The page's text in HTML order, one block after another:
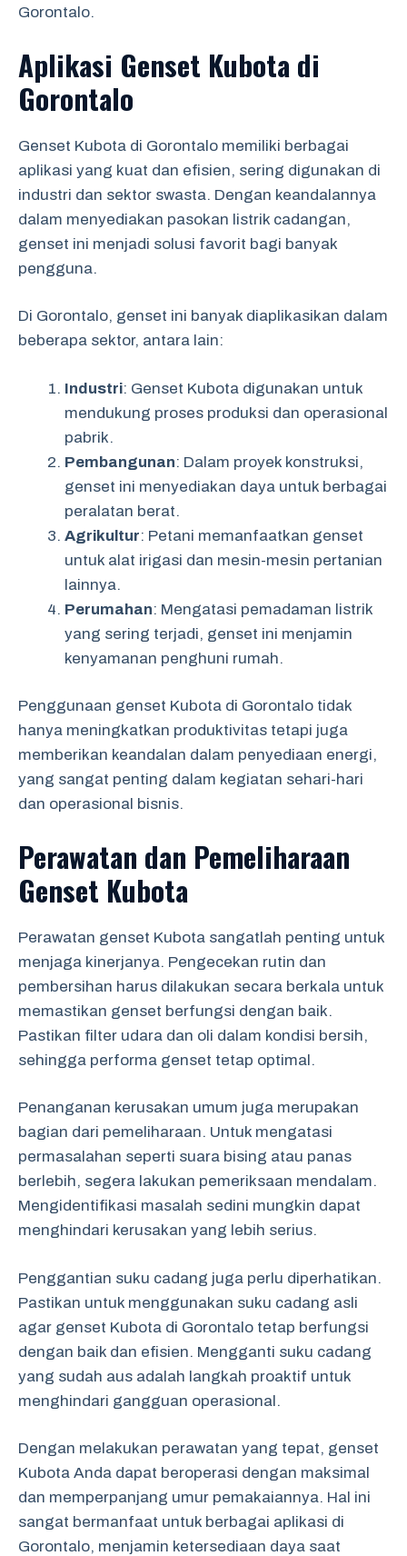
Gorontalo.
Aplikasi Genset Kubota di
Gorontalo
Genset Kubota di Gorontalo memiliki berbagai
aplikasi yang kuat dan efisien, sering digunakan di
industri dan sektor swasta. Dengan keandalannya
dalam menyediakan pasokan listrik cadangan,
genset ini menjadi solusi favorit bagi banyak
pengguna.
Di Gorontalo, genset ini banyak diaplikasikan dalam
beberapa sektor, antara lain:
Industri: Genset Kubota digunakan untuk
mendukung proses produksi dan operasional
pabrik.
Pembangunan: Dalam proyek konstruksi,
genset ini menyediakan daya untuk berbagai
peralatan berat.
Agrikultur: Petani memanfaatkan genset
untuk alat irigasi dan mesin-mesin pertanian
lainnya.
Perumahan: Mengatasi pemadaman listrik
yang sering terjadi, genset ini menjamin
kenyamanan penghuni rumah.
Penggunaan genset Kubota di Gorontalo tidak
hanya meningkatkan produktivitas tetapi juga
memberikan keandalan dalam penyediaan energi,
yang sangat penting dalam kegiatan sehari-hari
dan operasional bisnis.
Perawatan dan Pemeliharaan
Genset Kubota
Perawatan genset Kubota sangatlah penting untuk
menjaga kinerjanya. Pengecekan rutin dan
pembersihan harus dilakukan secara berkala untuk
memastikan genset berfungsi dengan baik.
Pastikan filter udara dan oli dalam kondisi bersih,
sehingga performa genset tetap optimal.
Penanganan kerusakan umum juga merupakan
bagian dari pemeliharaan. Untuk mengatasi
permasalahan seperti suara bising atau panas
berlebih, segera lakukan pemeriksaan mendalam.
Mengidentifikasi masalah sedini mungkin dapat
menghindari kerusakan yang lebih serius.
Penggantian suku cadang juga perlu diperhatikan.
Pastikan untuk menggunakan suku cadang asli
agar genset Kubota di Gorontalo tetap berfungsi
dengan baik dan efisien. Mengganti suku cadang
yang sudah aus adalah langkah proaktif untuk
menghindari gangguan operasional.
Dengan melakukan perawatan yang tepat, genset
Kubota Anda dapat beroperasi dengan maksimal
dan memperpanjang umur pemakaiannya. Hal ini
sangat bermanfaat untuk berbagai aplikasi di
Gorontalo, menjamin ketersediaan daya saat